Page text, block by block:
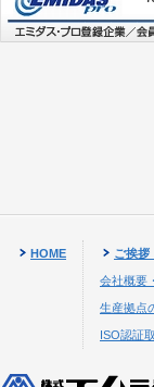
HOME ご挨拶
会社概要
生産拠点
ISO認証